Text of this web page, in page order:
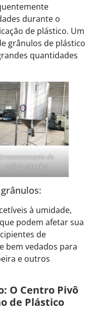
durante o
de plástico. Um
grânulos de plástico
quantidades
de
pellets grandes
à umidade,
podem afetar sua
de
bem vedados para
e outros
O Centro Pivô
de Plástico